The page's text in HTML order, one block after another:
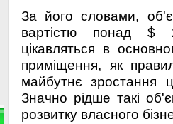
За його словами,
вартістю понад $
цікавляться в
приміщення, як
майбутнє зростання
Значно рідше такі
розвитку власного